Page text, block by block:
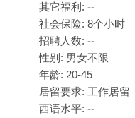
其它福利: --
社会保险: 8个小时
招聘人数: --
性别: 男女不限
年龄: 20-45
居留要求: 工作居留
西语水平: --